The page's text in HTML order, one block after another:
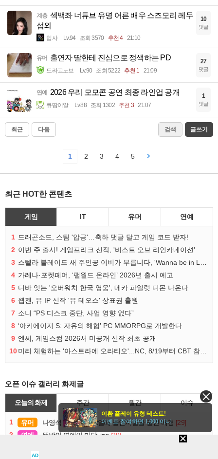
계층 섹백좌 너튜브 유명 어른 배우 스즈모리 레무
섭외
입사 Lv.94 조회 3570 추천 4 21:10
10
댓글
유머 출연자 딸한테 진심으로 정색하는 PD
드라고노브 Lv.90 조회 5222 추천 1 21:09
27
댓글
연예 2026 우리 모모콘 공연 최종 라인업 공개
큐땁이알 Lv.88 조회 1302 추천 3 21:07
1
댓글
최근 다음 검색 글쓰기
1 2 3 4 5
최근 HOT한 콘텐츠
게임 IT 유머 연예
1 드래곤소드, 스팀 '압긍'…축하 댓글 달고 게임 코드 받자!
2 이번 주 출시! 게임프리크 신작, '비스트 오브 리인카네이션'
3
4 가레나·포켓페어, ‘팰월드 온라인’ 2026년 출시 예고
5 디바 잇는 '오버워치 한국 영웅', 메카 파일럿 디몬 나온다
6 웹젠, 뮤 IP 신작 '뮤 테오스' 상표권 출원
7 소니 “PS 디스크 중단, 사업 영향 없다”
8 ‘아키에이지 S: 자유의 해협’ PC MMORPG로 개발한다
9 엔씨, 게임스컴 2026서 미공개 신작 최초 공개
10
오픈 이슈 갤러리 화제글
오늘의 화제 주간 월간 이슈
1 유머 나영석 피디가 1박2일때 출연자들을 굴린 배경 [29]
2
연예 뜻밖의 연예인 미담..jpg [29]
AD
이환 플레이 유형 테스트!
이벤트 참여하면 1,000 이니